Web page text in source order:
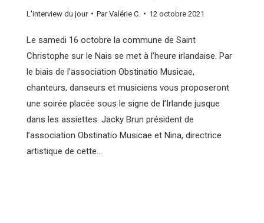
L'interview du jour ParValérie C. 12 octobre 2021
Le samedi 16 octobre la commune de Saint
Christophe sur le Nais se met à l’heure irlandaise. Par
le biais de l’association Obstinatio Musicae,
chanteurs, danseurs et musiciens vous proposeront
une soirée placée sous le signe de l’Irlande jusque
dans les assiettes. Jacky Brun président de
l’association Obstinatio Musicae et Nina, directrice
artistique de cette…